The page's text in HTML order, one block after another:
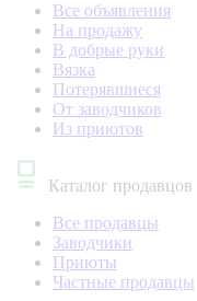
Все объявления
На продажу
В добрые руки
Вязка
Потерявшиеся
От заводчиков
Из приютов
Каталог продавцов
Все продавцы
Заводчики
Приюты
Частные продавцы